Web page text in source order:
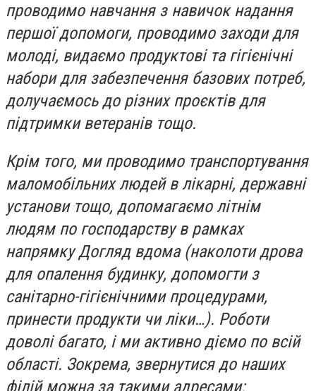
проводимо навчання з навичок надання
першої допомоги, проводимо заходи для
молоді, видаємо продуктові та гігієнічні
набори для забезпечення базових потреб,
долучаємось до різних проєктів для
підтримки ветеранів тощо.
Крім того, ми проводимо транспортування
маломобільних людей в лікарні, державні
установи тощо, допомагаємо літнім
людям по господарству в рамках
напрямку Догляд вдома (наколоти дрова
для опалення будинку, допомогти з
санітарно-гігієнічними процедурами,
принести продукти чи ліки…). Роботи
доволі багато, і ми активно діємо по всій
області. Зокрема, звернутися до наших
філій можна за такими адресами: